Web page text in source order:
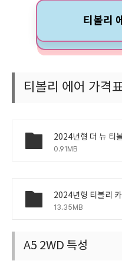
티볼리
티볼리 에어 가격
2024년형 더 뉴
0.91MB
2024년형 티볼리
13.35MB
A5 2WD 특성